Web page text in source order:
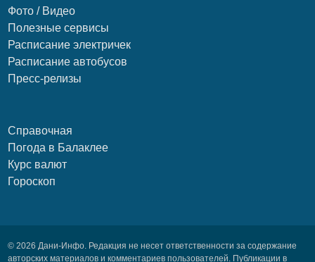
Фото / Видео
Полезные сервисы
Расписание электричек
Расписание автобусов
Пресс-релизы
Справочная
Погода в Балаклее
Курс валют
Гороскоп
© 2026 Дани-Инфо. Редакция не несет ответственности за содержание
авторских материалов и комментариев пользователей. Публикации в